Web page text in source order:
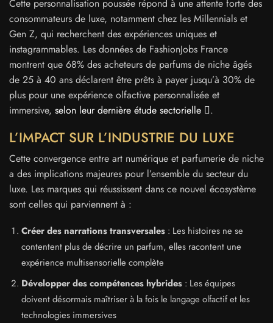
Cette personnalisation poussée répond à une attente forte des
consommateurs de luxe, notamment chez les Millennials et
Gen Z, qui recherchent des expériences uniques et
instagrammables. Les données de FashionJobs France
montrent que 68% des acheteurs de parfums de niche âgés
de 25 à 40 ans déclarent être prêts à payer jusqu’à 30% de
plus pour une expérience olfactive personnalisée et
immersive, selon leur dernière étude sectorielle .
L’IMPACT SUR L’INDUSTRIE DU LUXE
Cette convergence entre art numérique et parfumerie de niche
a des implications majeures pour l’ensemble du secteur du
luxe. Les marques qui réussissent dans ce nouvel écosystème
sont celles qui parviennent à :
Créer des narrations transversales : Les histoires ne se
contentent plus de décrire un parfum, elles racontent une
expérience multisensorielle complète
Développer des compétences hybrides : Les équipes
doivent désormais maîtriser à la fois le langage olfactif et les
technologies immersives